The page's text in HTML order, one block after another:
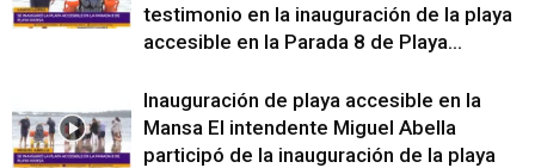
testimonio en la inauguración de la playa
accesible en la Parada 8 de Playa...
Inauguración de playa accesible en la
Mansa El intendente Miguel Abella
participó de la inauguración de la playa